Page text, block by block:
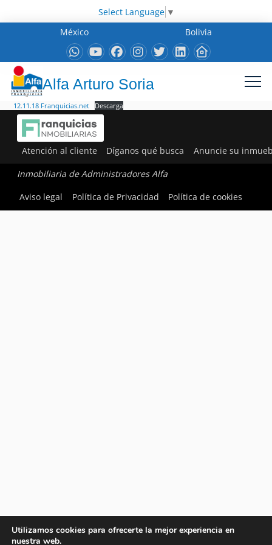
Select Language ▼
México
Bolivia
Alfa Arturo Soria
12.11.18 Franquicias.net Descarga
Atención al cliente Díganos qué busca Anuncie su
Inmobiliaria de Administradores Alfa
Aviso legal
Política de Privacidad Política de cookies
Utilizamos cookies para ofrecerte la mejor experiencia en
nuestra web.